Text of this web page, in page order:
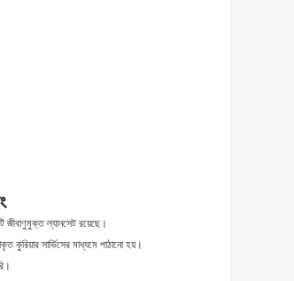
জীবাণুমুক্ত ল্যানসেট রয়েছে।
কুরিয়ার সার্ভিসের মাধ্যমে পাঠানো হয়।